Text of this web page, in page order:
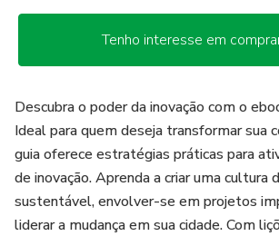
Tenho interesse em
Descubra o poder da inovação com o
Ideal para quem deseja transformar sua
guia oferece estratégias práticas para
de inovação. Aprenda a criar uma cultura
sustentável, envolver-se em projetos
liderar a mudança em sua cidade. Com